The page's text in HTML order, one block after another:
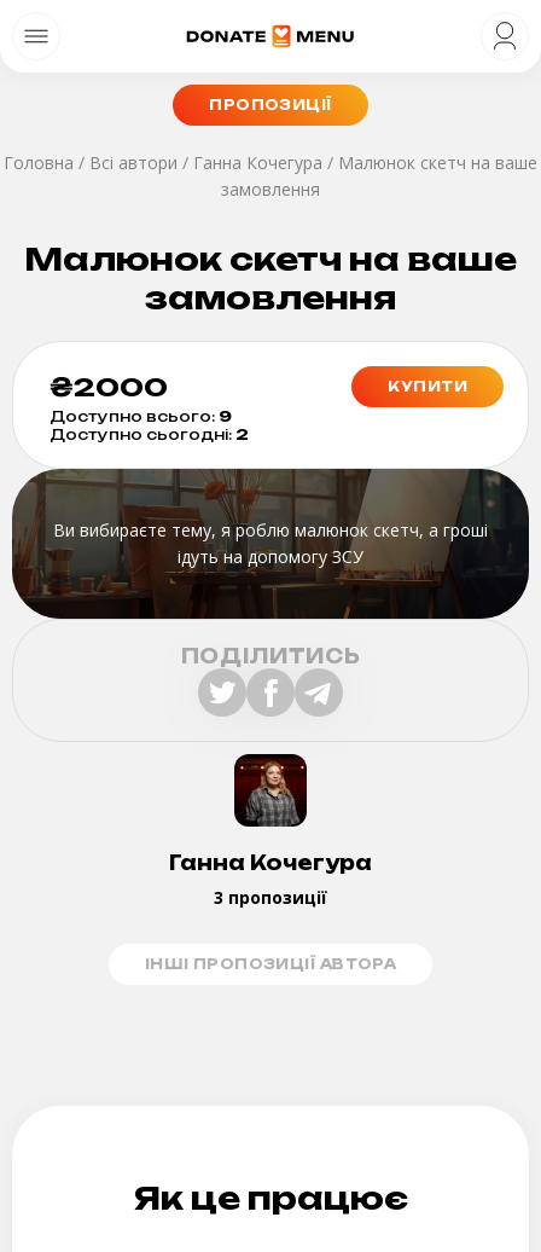
ПРОПОЗИЦІЇ
Головна / Всі автори / Ганна Кочегура / Малюнок скетч на ваше
замовлення
Малюнок скетч на ваше
замовлення
₴2000 КУПИТИ
Доступно всього: 9
Доступно сьогодні: 2
Ви вибираєте тему, я роблю малюнок скетч, а гроші
ідуть на допомогу ЗСУ
ПОДІЛИТИСЬ
Ганна Кочегура
3 пропозиції
ІНШІ ПРОПОЗИЦІЇ АВТОРА
Як це працює